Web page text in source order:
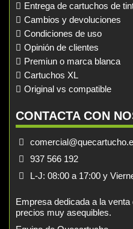
Entrega de cartuchos de
Cambios y devoluciones
Condiciones de uso
Opinión de clientes
Premiun o marca blanca
Cartuchos XL
Original vs compatible
CONTACTA CON
937 566 192
L-J: 08:00 a 17:00 y
Empresa dedicada a la
precios muy asequibles.